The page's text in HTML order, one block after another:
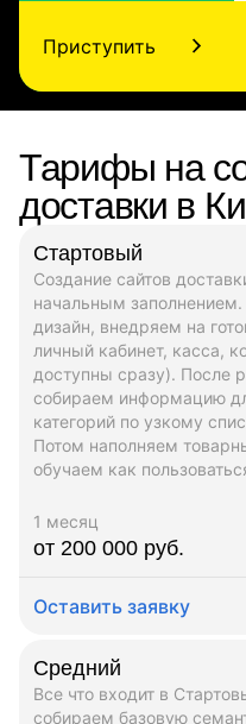
Приступить
Тарифы на
доставки в
Стартовый
Создание сайтов
начальным
дизайн, внедряем на
личный кабинет, касса,
доступны сразу). После
собираем информацию
категорий по узкому
Потом наполняем
обучаем как
1 месяц
от 200 000 руб.
Оставить заявку
Средний
Все что входит в
собираем базовую